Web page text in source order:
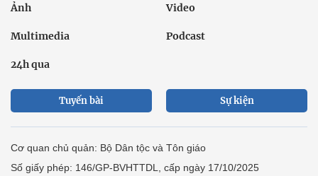
Ảnh Video
Multimedia Podcast
24h qua
Tuyến bài Sự kiện
Cơ quan chủ quản: Bộ Dân tộc và Tôn giáo
Số giấy phép: 146/GP-BVHTTDL, cấp ngày 17/10/2025